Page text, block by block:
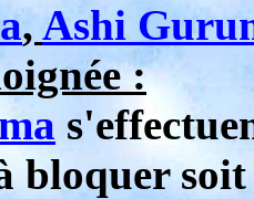
,Ashi
:
bloquer